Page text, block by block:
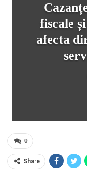
fiscale
afecta
0
Share